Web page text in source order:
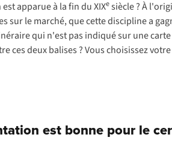
apparue à la fin du XIXesiècle ? À
sur le marché, que cette discipline a
qui n'est pas indiqué sur une
ces deux balises ? Vous choisissez votre
est bonne pour le